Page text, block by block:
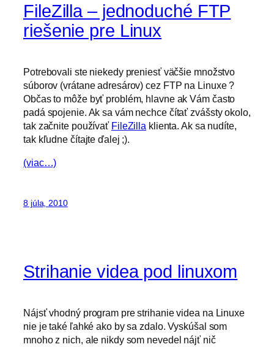
FileZilla – jednoduché FTP
riešenie pre Linux
Potrebovali ste niekedy preniesť väčšie množstvo
súborov (vrátane adresárov) cez FTP na Linuxe ?
Občas to môže byť problém, hlavne ak Vám často
padá spojenie. Ak sa vám nechce čítať zvášsty okolo,
tak začnite používať FileZilla klienta. Ak sa nudíte,
tak kľudne čítajte ďalej ;).
(viac…)
8 júla, 2010
Strihanie videa pod linuxom
Nájsť vhodný program pre strihanie videa na Linuxe
nie je také ľahké ako by sa zdalo. Vyskúšal som
mnoho z nich, ale nikdy som nevedel nájť nič